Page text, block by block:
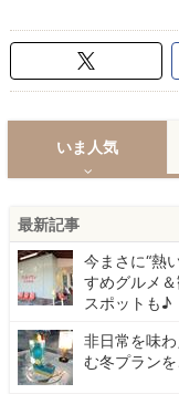
いま人気
最新記事
今まさに“熱
すめグルメ
スポットも♪
非日常を味
む冬プラン